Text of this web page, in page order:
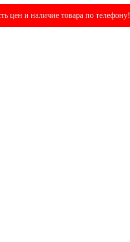
цен и наличие товара по телефону!